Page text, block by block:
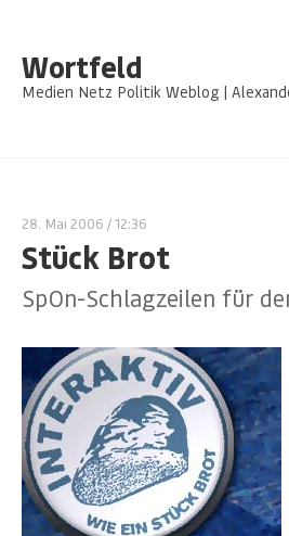
Wortfeld
Medien Netz Politik Weblog |
28. Mai 2006 / 12:36
Stück Brot
SpOn-Schlagzeilen für